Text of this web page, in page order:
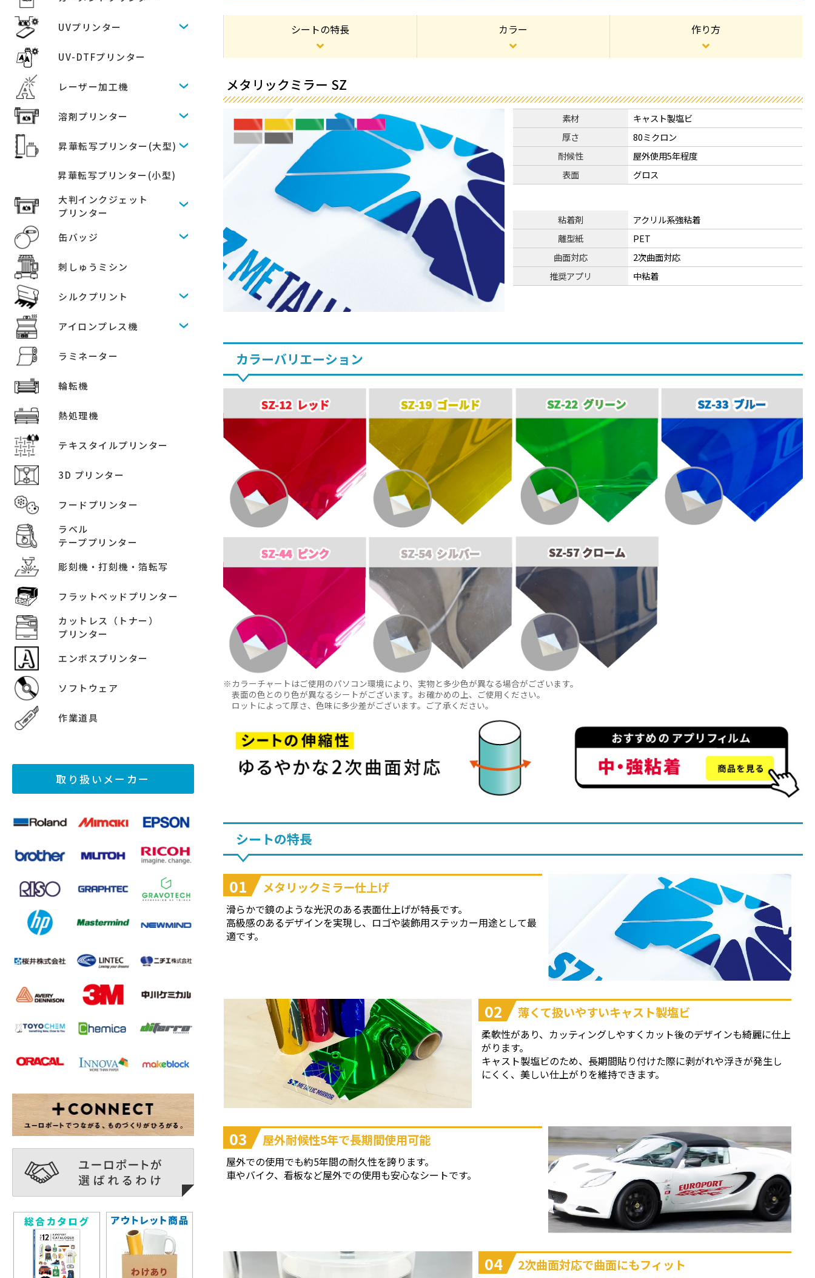
UVプリンター
UV-DTFプリンター
レーザー加工機
溶剤プリンター
昇華転写プリンター(大型)
昇華転写プリンター(小型)
大判インクジェット
プリンター
缶バッジ
刺しゅうミシン
シルクプリント
アイロンプレス機
ラミネーター
輪転機
熱処理機
テキスタイルプリンター
3D プリンター
フードプリンター
ラベル
テーププリンター
彫刻機・打刻機・箔転写
フラットベッドプリンター
カットレス（トナー）
プリンター
エンボスプリンター
ソフトウェア
作業道具
取り扱いメーカー
シートの特長 カラー 作り方
メタリックミラー SZ
素材
キャスト製塩ビ
厚さ
80ミクロン
耐候性
屋外使用5年程度
表面
グロス
粘着剤
アクリル系強粘着
離型紙
PET
曲面対応
2次曲面対応
推奨アプリ
中粘着
カラーバリエーション
カラーチャートはご使用のパソコン環境により、実物と多少色が異なる場合がございます。
表面の色とのり色が異なるシートがございます。お確かめの上、ご使用ください。
ロットによって厚さ、色味に多少差がございます。ご了承ください。
シートの特長
01 メタリックミラー仕上げ
滑らかで鏡のような光沢のある表面仕上げが特長です。
高級感のあるデザインを実現し、ロゴや装飾用ステッカー用途として最
適です。
02 薄くて扱いやすいキャスト製塩ビ
柔軟性があり、カッティングしやすくカット後のデザインも綺麗に仕上
がります。
キャスト製塩ビのため、長期間貼り付けた際に剥がれや浮きが発生し
にくく、美しい仕上がりを維持できます。
03 屋外耐候性5年で長期間使用可能
屋外での使用でも約5年間の耐久性を誇ります。
車やバイク、看板など屋外での使用も安心なシートです。
04 2次曲面対応で曲面にもフィット